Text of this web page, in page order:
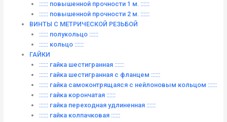
:::::: повышенной прочности 1 м. ::::::
:::::: повышенной прочности 2 м. ::::::
ВИНТЫ C МЕТРИЧЕСКОЙ РЕЗЬБОЙ
:::::: полукольцо ::::::
:::::: кольцо ::::::
ГАЙКИ
:::::: гайка шестигранная ::::::
:::::: гайка шестигранная с фланцем ::::::
:::::: гайка самоконтрящаяся с нейлоновым кольцом ::::::
:::::: гайка корончатая ::::::
:::::: гайка переходная удлиненная ::::::
:::::: гайка колпачковая ::::::